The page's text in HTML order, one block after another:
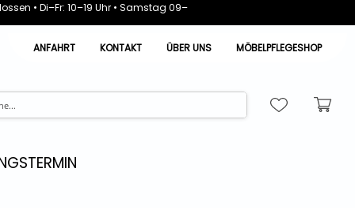
• Di–Fr: 10–19 Uhr • Samstag 09–
ANFAHRT KONTAKT ÜBER UNS MÖBELPFLEGESHOP